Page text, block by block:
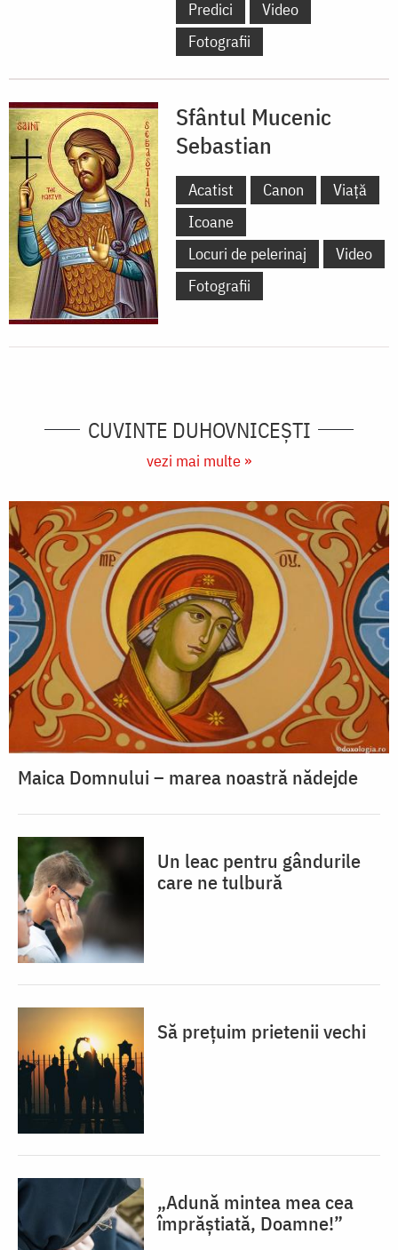
Predici
Video
Fotografii
Sfântul Mucenic
Sebastian
Acatist Canon
Viață
Icoane
Locuri de pelerinaj
Video
Fotografii
CUVINTE DUHOVNICEȘTI
vezi mai multe »
Maica Domnului – marea noastră nădejde
Un leac pentru gândurile
care ne tulbură
Să prețuim prietenii vechi
„Adună mintea mea cea
împrăștiată, Doamne!”